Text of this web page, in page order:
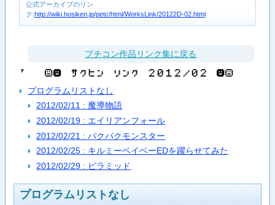
公式アーカイブのリン
ク:http://wiki.hosiken.jp/petc/html/WorksLink/20122D-02.html
プチコン作品リンク集に戻る
’​ ​ ​Ё​Ж​ ​サ​ク​ヒ​ン​ ​リ​ン​ク​ ​２​０​１​２​／​０​２​ ​Ж​Ё
プログラムリストなし
2012/02/11 : 魔導物語
2012/02/19 : エイリアンフォール
2012/02/21 : パクパクモンスター
2012/02/25 : キルミーベイベーEDを躍らせてみた
2012/02/29 : ピラミッド
プログラムリストなし